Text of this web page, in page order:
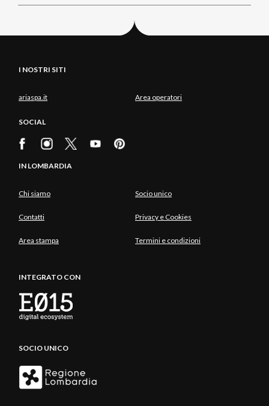
I NOSTRI SITI
ariaspa.it Area operatori
SOCIAL
IN LOMBARDIA
Chi siamo Socio unico
Contatti Privacy e Cookies
Area stampa Termini e condizioni
INTEGRATO CON
SOCIO UNICO